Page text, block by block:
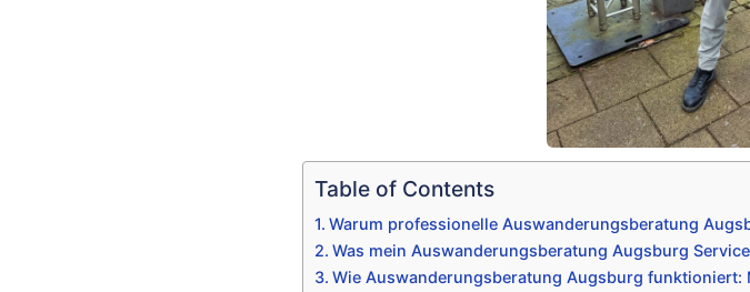
Table of Contents
Warum professionelle Auswanderungsberatung
Was mein Auswanderungsberatung Augsburg
Wie Auswanderungsberatung Augsburg funktioniert: